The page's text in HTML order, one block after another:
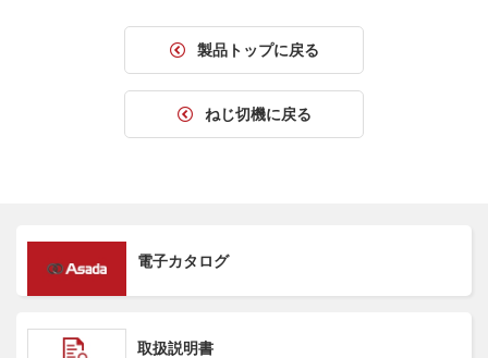
製品トップに戻る
ねじ切機に戻る
電子カタログ
取扱説明書